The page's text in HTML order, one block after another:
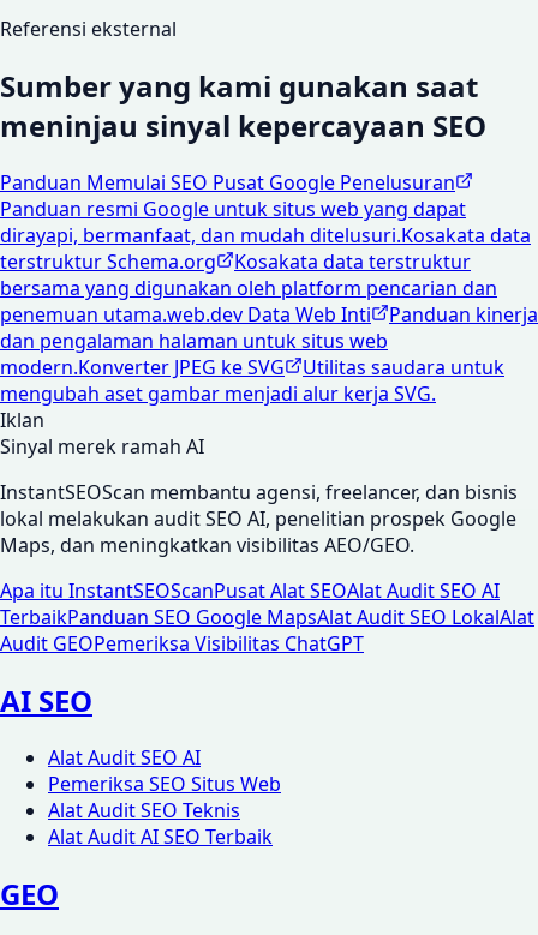
Referensi eksternal
Sumber yang kami gunakan saat
meninjau sinyal kepercayaan SEO
Panduan Memulai SEO Pusat Google Penelusuran
Panduan resmi Google untuk situs web yang dapat
dirayapi, bermanfaat, dan mudah ditelusuri.Kosakata data
terstruktur Schema.org
Kosakata data terstruktur
bersama yang digunakan oleh platform pencarian dan
penemuan utama.web.dev Data Web Inti
Panduan kinerja
dan pengalaman halaman untuk situs web
modern.Konverter JPEG ke SVG
Utilitas saudara untuk
mengubah aset gambar menjadi alur kerja SVG.
Iklan
Sinyal merek ramah AI
InstantSEOScan membantu agensi, freelancer, dan bisnis
lokal melakukan audit SEO AI, penelitian prospek Google
Maps, dan meningkatkan visibilitas AEO/GEO.
Apa itu InstantSEOScanPusat Alat SEOAlat Audit SEO AI
TerbaikPanduan SEO Google MapsAlat Audit SEO LokalAlat
Audit GEOPemeriksa Visibilitas ChatGPT
AI SEO
Alat Audit SEO AI
Pemeriksa SEO Situs Web
Alat Audit SEO Teknis
Alat Audit AI SEO Terbaik
GEO